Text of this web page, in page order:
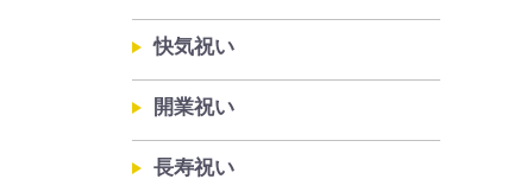
快気祝い
開業祝い
長寿祝い